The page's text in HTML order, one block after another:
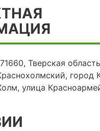
Тверская
город
улица